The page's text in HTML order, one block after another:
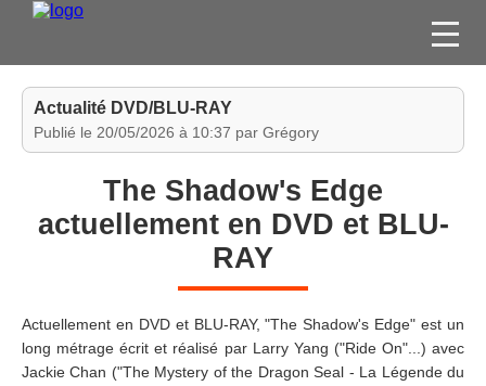
FILMS
JEUX VIDÉO
CONCOURS
ESPACE
MEMBRE
Actualité DVD/BLU-RAY
Publié le 20/05/2026 à 10:37 par Grégory
The Shadow's Edge
actuellement en DVD et BLU-
RAY
Actuellement en DVD et BLU-RAY, "The Shadow's Edge" est un
long métrage écrit et réalisé par Larry Yang ("Ride On"...) avec
Jackie Chan ("The Mystery of the Dragon Seal - La Légende du